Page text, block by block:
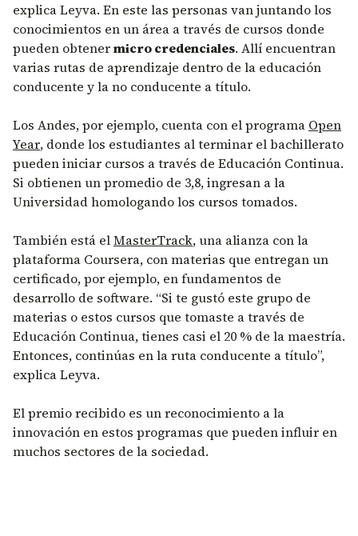
explica Leyva. En este las personas van juntando los
conocimientos en un área a través de cursos donde
pueden obtenermicro credenciales. Allí encuentran
varias rutas de aprendizaje dentro de la educación
conducente y la no conducente a título.
Los Andes, por ejemplo, cuenta con el programa Open
Year, donde los estudiantes al terminar el bachillerato
pueden iniciar cursos a través de Educación Continua.
Si obtienen un promedio de 3,8, ingresan a la
Universidad homologando los cursos tomados.
También está elMasterTrack, una alianza con la
plataforma Coursera, con materias que entregan un
certificado, por ejemplo, en fundamentos de
desarrollo de software. “Si te gustó este grupo de
materias o estos cursos que tomaste a través de
Educación Continua, tienes casi el 20 % de la maestría.
Entonces, continúas en la ruta conducente a título”,
explica Leyva.
El premio recibido es un reconocimiento a la
innovación en estos programas que pueden influir en
muchos sectores de la sociedad.